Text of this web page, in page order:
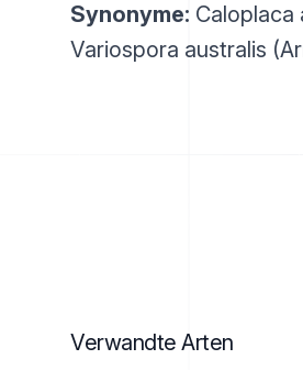
Synonyme: Caloplaca
Variospora australis
Verwandte Arten